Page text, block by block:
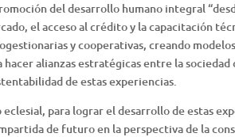
del desarrollo humano integral
el acceso al crédito y la capacitación
y cooperativas, creando
alianzas estratégicas entre la
de estas experiencias.
para lograr el desarrollo de estas
de futuro en la perspectiva de la